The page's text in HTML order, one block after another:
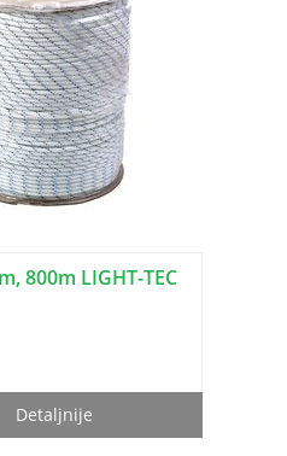
800m LIGHT-TEC
Detaljnije